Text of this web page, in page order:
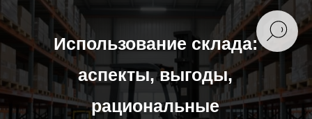
Использование склада:
аспекты, выгоды,
рациональные